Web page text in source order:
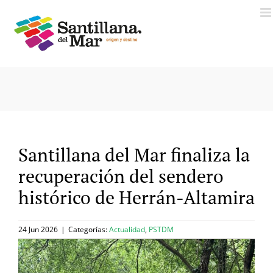
contenido
Santillana del Mar finaliza la
recuperación del sendero
histórico de Herrán-Altamira
24 Jun 2026 | Categorías:Actualidad, PSTDM
Ver
imagen